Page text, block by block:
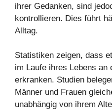
ihrer Gedanken, sind
kontrollieren. Dies führt
Alltag.
Statistiken zeigen, dass
im Laufe ihres Lebens an
erkranken. Studien
Männer und Frauen
unabhängig von ihrem